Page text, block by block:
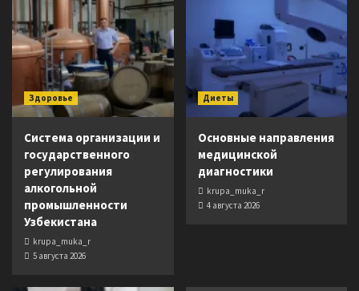
Здоровье
Система организации и
государственного
регулирования
алкогольной
промышленности
Узбекистана
krupa_muka_r
5 августа 2026
Диеты
Основные направления
медицинской
диагностики
krupa_muka_r
4 августа 2026